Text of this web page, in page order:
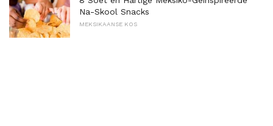
Na-Skool Snacks
MEKSIKAANSE KOS